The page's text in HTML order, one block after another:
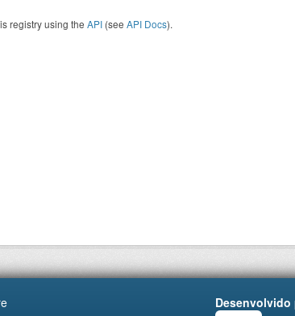
registry using the API (see API Docs).
Desenvolvido